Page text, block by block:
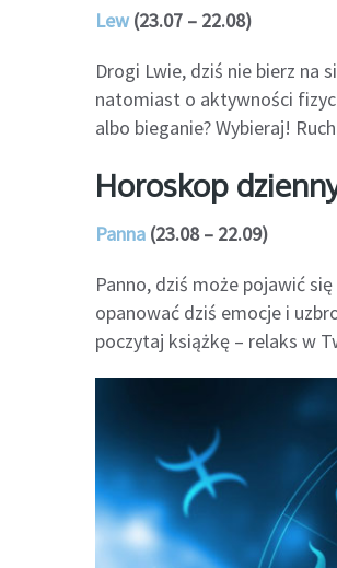
Lew (23.07 – 22.08)
Drogi Lwie, dziś nie bierz na
natomiast o aktywności
albo bieganie? Wybieraj!
Horoskop
Panna (23.08 – 22.09)
Panno, dziś może pojawić
opanować dziś emocje i
poczytaj książkę – relaks w